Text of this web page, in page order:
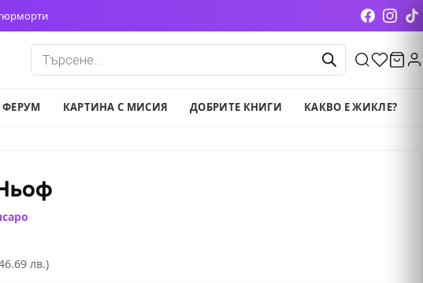
Products
search
ФЕРУМ КАРТИНА С МИСИЯ ДОБРИТЕ КНИГИ КАКВО Е ЖИКЛЕ?
лв.)